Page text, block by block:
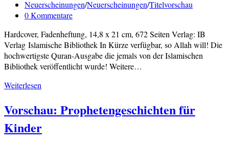
veröffentlicht:
Beitrags-
Kategorie:
Neuerscheinungen/Neuerscheinungen/Titelvorschau
Beitrags-
0 Kommentare
Hardcover, Fadenheftung, 14,8 x 21 cm, 672 Seiten Verlag: IB
Verlag Islamische Bibliothek In Kürze verfügbar, so Allah will! Die
hochwertigste Quran-Ausgabe die jemals von der Islamischen
Bibliothek veröffentlicht wurde! Weitere…
Weiterlesen
Qur'an
Al-
Karim
(Arabisch/Deutsch)
Vorschau: Prophetengeschichten für
Kinder